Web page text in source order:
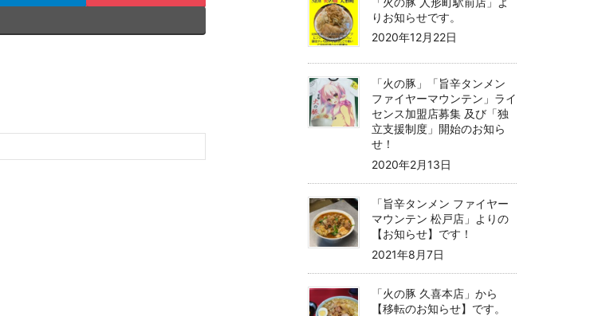
「火の豚 人形町駅前店」よ
りお知らせです。
2020年12月22日
「火の豚」「旨辛タンメン
ファイヤーマウンテン」ライ
センス加盟店募集 及び「独
立支援制度」開始のお知ら
せ！
2020年2月13日
「旨辛タンメン ファイヤー
マウンテン 松戸店」よりの
【お知らせ】です！
2021年8月7日
「火の豚 久喜本店」から
【移転のお知らせ】です。